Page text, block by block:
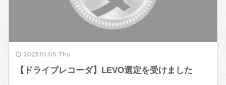
2023.10.05 Thu
【ドライブレコーダ】LEVO選定を受けました